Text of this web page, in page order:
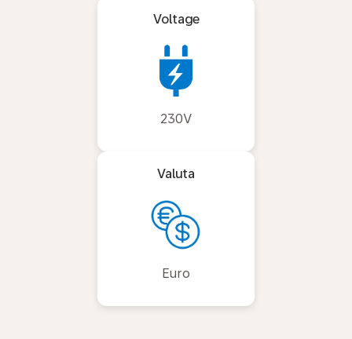
Voltage
230V
Valuta
Euro